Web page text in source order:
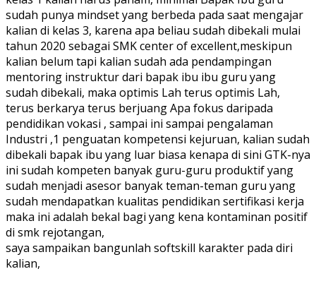
sudah punya mindset yang berbeda pada saat mengajar
kalian di kelas 3, karena apa beliau sudah dibekali mulai
tahun 2020 sebagai SMK center of excellent,meskipun
kalian belum tapi kalian sudah ada pendampingan
mentoring instruktur dari bapak ibu ibu guru yang
sudah dibekali, maka optimis Lah terus optimis Lah,
terus berkarya terus berjuang Apa fokus daripada
pendidikan vokasi , sampai ini sampai pengalaman
Industri ,1 penguatan kompetensi kejuruan, kalian sudah
dibekali bapak ibu yang luar biasa kenapa di sini GTK-nya
ini sudah kompeten banyak guru-guru produktif yang
sudah menjadi asesor banyak teman-teman guru yang
sudah mendapatkan kualitas pendidikan sertifikasi kerja
maka ini adalah bekal bagi yang kena kontaminan positif
di smk rejotangan,
saya sampaikan bangunlah softskill karakter pada diri
kalian,